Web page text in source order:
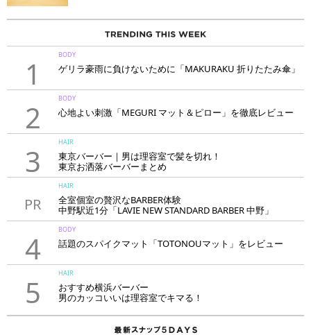
1
BODY
ゲリラ豪雨に負けないために「MAKURAKU 折りたたみ傘」
2
BODY
心地よい刺激「MEGURI マット＆ピロー」を徹底レビュー
3
HAIR
東京バーバー｜男は理容室で髪を切れ！
東京お洒落バーバーまとめ
PR
HAIR
全室個室の贅沢なBARBER体験
中野駅近1分「LAVIE NEW STANDARD BARBER 中野」
4
BODY
話題のスパイクマット「TOTONOUマット」をレビュー
5
HAIR
おすすめ横浜バーバー
男のカッコいいは理容室でキマる！